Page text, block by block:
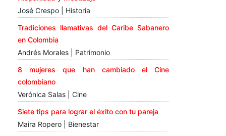
José Crespo | Historia
Tradiciones llamativas del Caribe Sabanero
en Colombia
Andrés Morales | Patrimonio
8 mujeres que han cambiado el Cine
colombiano
Verónica Salas | Cine
Siete tips para lograr el éxito con tu pareja
Maira Ropero | Bienestar